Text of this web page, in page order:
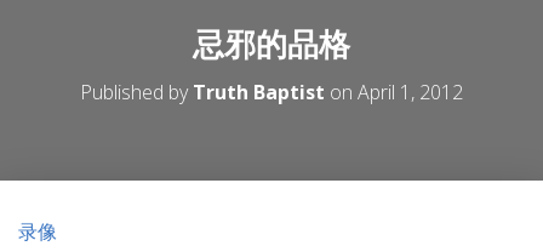
忌邪的品格
Published byTruth Baptist on April 1, 2012
录像